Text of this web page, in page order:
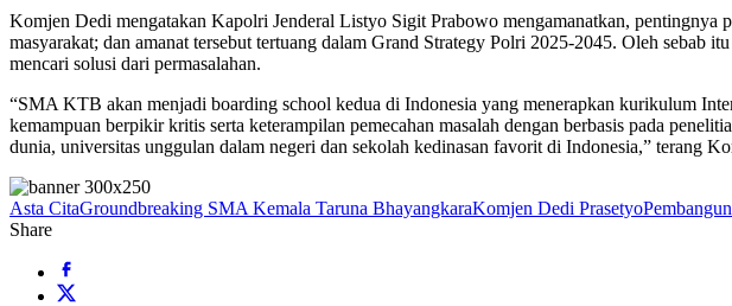
Komjen Dedi mengatakan Kapolri Jenderal Listyo Sigit Prabowo mengamanatkan,
masyarakat; dan amanat tersebut tertuang dalam Grand Strategy Polri 2025-2045. Oleh
mencari solusi dari permasalahan.
“SMA KTB akan menjadi boarding school kedua di Indonesia yang menerapkan kurikulum
kemampuan berpikir kritis serta keterampilan pemecahan masalah dengan berbasis pada
dunia, universitas unggulan dalam negeri dan sekolah kedinasan favorit di Indonesia,” terang
Asta CitaGroundbreaking SMA Kemala Taruna BhayangkaraKomjen Dedi Prasetyo
Share